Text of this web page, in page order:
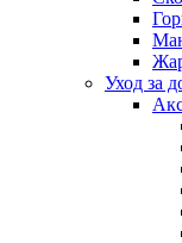
Уход за